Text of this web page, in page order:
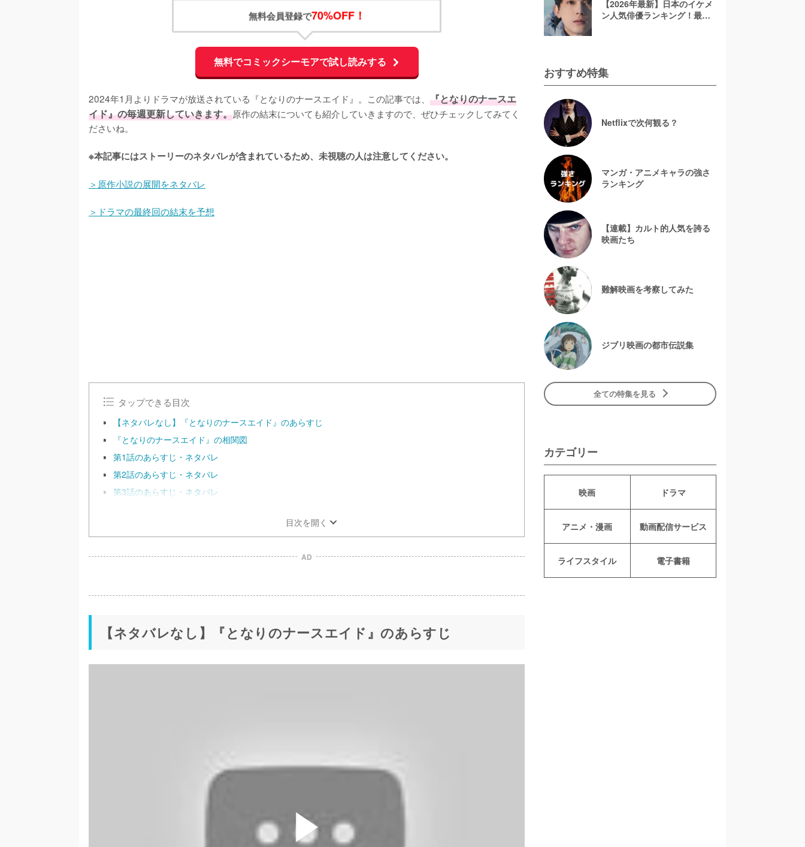
無料会員登録で70%OFF！
無料でコミックシーモアで試し読みする
2024年1月よりドラマが放送されている『となりのナースエイド』。この記事では、 『となりのナースエ
イド』の毎週更新していきます。原作の結末についても紹介していきますので、ぜひチェックしてみてく
ださいね。
※本記事にはストーリーのネタバレが含まれているため、未視聴の人は注意してください。
＞原作小説の展開をネタバレ
＞ドラマの最終回の結末を予想
タップできる目次
【ネタバレなし】『となりのナースエイド』のあらすじ
『となりのナースエイド』の相関図
第1話のあらすじ・ネタバレ
第2話のあらすじ・ネタバレ
第3話のあらすじ・ネタバレ
目次を開く
AD
【ネタバレなし】『となりのナースエイド』のあらすじ
【2026年最新】日本のイケメ
ン人気俳優ランキング！最も
おすすめ特集
Netflixで次何観る？
マンガ・アニメキャラの強さ
ランキング
【連載】カルト的人気を誇る
映画たち
難解映画を考察してみた
ジブリ映画の都市伝説集
全ての特集を見る
カテゴリー
映画 ドラマ
アニメ・漫画 動画配信サービス
ライフスタイル 電子書籍